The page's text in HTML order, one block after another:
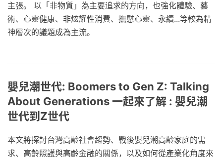
主張。 以「非物質」為主要追求的方向，也強化體驗、藝
術、心靈健康、非炫耀性消費、撫慰心靈、永續...等較為精
神層次的議題成為主流。
嬰兒潮世代: Boomers to Gen Z: Talking
About Generations 一起來了解 : 嬰兒潮
世代到Z世‪代‬
本文將探討台灣高齡社會趨勢、戰後嬰兒潮高齡家庭的需
求、高齡照護與高齡金融的關係，以及如何從產業化角度來